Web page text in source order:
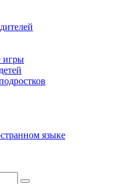
игры
языке